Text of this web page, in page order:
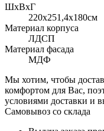
ШхВхГ
220x251,4х180см
Материал корпуса
ЛДСП
Материал фасада
МДФ
Мы хотим, чтобы
комфортом для Вас,
условиями доставки и
Самовывоз со склада